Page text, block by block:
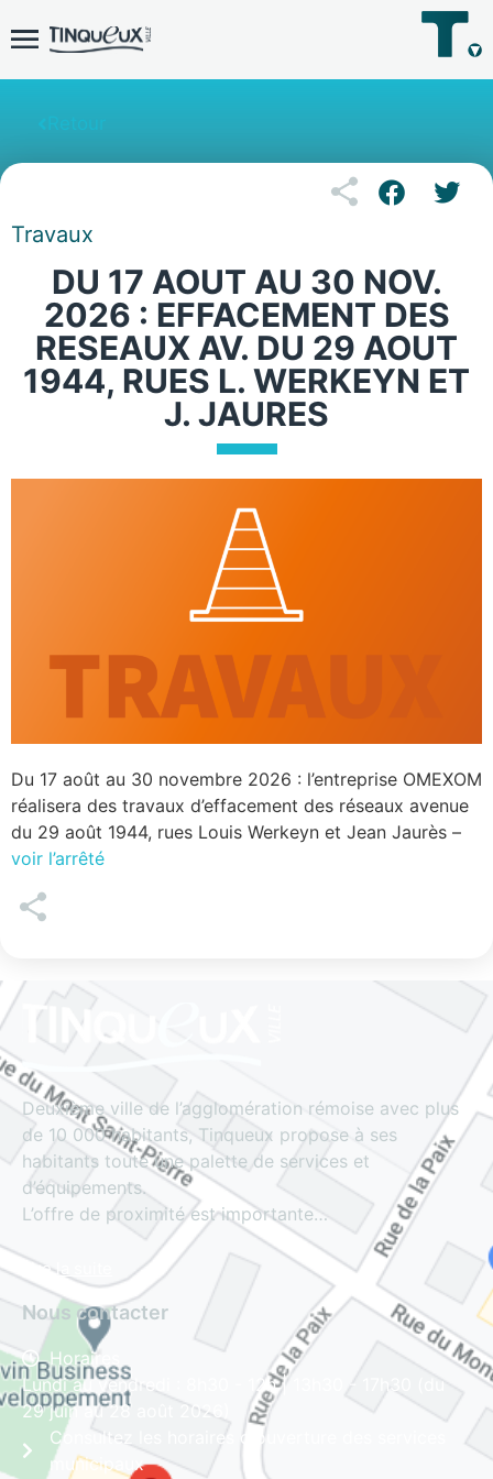
Travaux
DU 17 AOUT AU 30 NOV.
2026 : EFFACEMENT DES
RESEAUX AV. DU 29 AOUT
1944, RUES L. WERKEYN ET
J. JAURES
Du 17 août au 30 novembre 2026 : l’entreprise OMEXOM
réalisera des travaux d’effacement des réseaux avenue
du 29 août 1944, rues Louis Werkeyn et Jean Jaurès –
voir l’arrêté
Deuxième ville de l’agglomération rémoise avec plus
de 10 000 habitants, Tinqueux propose à ses
habitants toute une palette de services et
d’équipements.
L’offre de proximité est importante…
Lire la suite
Nous contacter
Horaires
Lundi au vendredi : 8h30 - 12h | 13h30 - 17h30 (du
29 juin au 28 août 2026)
Consultez les horaires d'ouverture des services
municipaux